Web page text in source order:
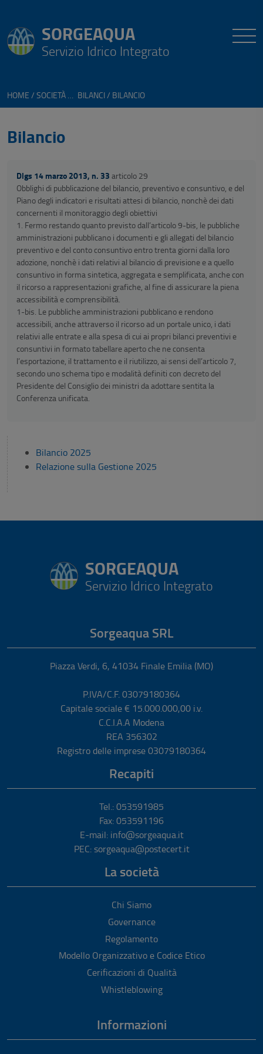
SORGEAQUA
Servizio Idrico Integrato
HOME BILANCI BILANCIO
Bilancio
Dlgs 14 marzo 2013, n. 33 articolo 29
Obblighi di pubblicazione del bilancio, preventivo e consuntivo, e del
Piano degli indicatori e risultati attesi di bilancio, nonchè dei dati
concernenti il monitoraggio degli obiettivi
1. Fermo restando quanto previsto dall’articolo 9-bis, le pubbliche
amministrazioni pubblicano i documenti e gli allegati del bilancio
preventivo e del conto consuntivo entro trenta giorni dalla loro
adozione, nonchè i dati relativi al bilancio di previsione e a quello
consuntivo in forma sintetica, aggregata e semplificata, anche con
il ricorso a rappresentazioni grafiche, al fine di assicurare la piena
accessibilità e comprensibilità.
1-bis. Le pubbliche amministrazioni pubblicano e rendono
accessibili, anche attraverso il ricorso ad un portale unico, i dati
relativi alle entrate e alla spesa di cui ai propri bilanci preventivi e
consuntivi in formato tabellare aperto che ne consenta
l’esportazione, il trattamento e il riutilizzo, ai sensi dell’articolo 7,
secondo uno schema tipo e modalità definiti con decreto del
Presidente del Consiglio dei ministri da adottare sentita la
Conferenza unificata.
Bilancio 2025
Relazione sulla Gestione 2025
SORGEAQUA
Servizio Idrico Integrato
Sorgeaqua SRL
Piazza Verdi, 6, 41034 Finale Emilia (MO)
P.IVA/C.F. 03079180364
Capitale sociale € 15.000.000,00 i.v.
C.C.I.A.A Modena
REA 356302
Registro delle imprese 03079180364
Recapiti
Tel.: 053591985
Fax: 053591196
E-mail: info@sorgeaqua.it
PEC: sorgeaqua@postecert.it
La società
Chi Siamo
Governance
Regolamento
Modello Organizzativo e Codice Etico
Cerificazioni di Qualità
Whistleblowing
Informazioni